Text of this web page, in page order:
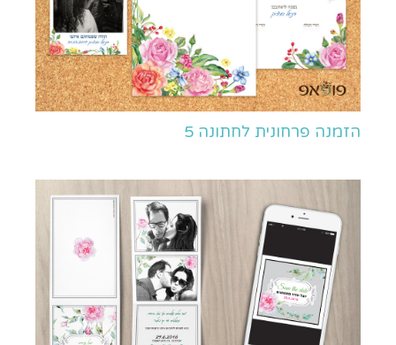
הזמנה פרחונית לחתונה 5